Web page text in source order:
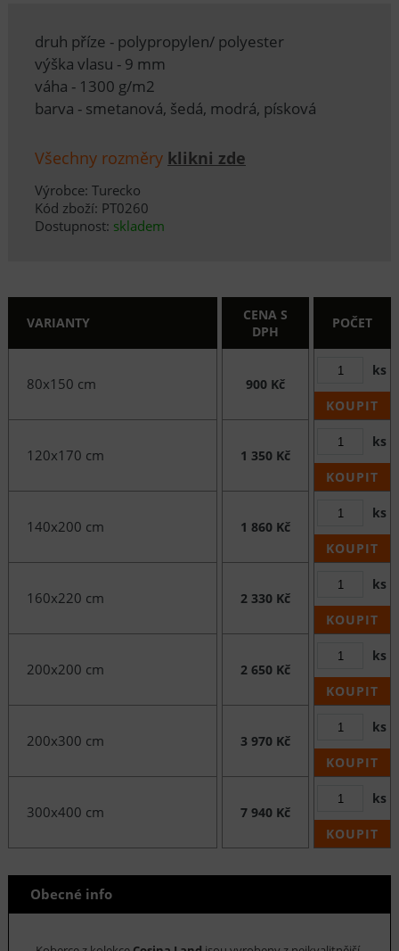
druh příze - polypropylen/ polyester
výška vlasu - 9 mm
váha - 1300 g/m2
barva - smetanová, šedá, modrá, písková
Všechny rozměry klikni zde
Výrobce: Turecko
Kód zboží: PT0260
Dostupnost: skladem
VARIANTY
CENA S
DPH
POČET
80x150 cm 900 Kč
ks
KOUPIT
120x170 cm 1 350 Kč
ks
KOUPIT
140x200 cm 1 860 Kč
ks
KOUPIT
160x220 cm 2 330 Kč
ks
KOUPIT
200x200 cm 2 650 Kč
ks
KOUPIT
200x300 cm 3 970 Kč
ks
KOUPIT
300x400 cm 7 940 Kč
ks
KOUPIT
Obecné info